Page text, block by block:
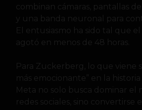
combinan cámaras, pantallas
y una banda neuronal para
El entusiasmo ha sido tal que
agotó en menos de 48 horas.
Para Zuckerberg, lo que viene
más emocionante” en la
Meta no solo busca dominar el
redes sociales, sino convertirse